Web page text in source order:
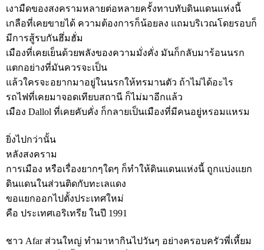
เงามืดของสงครามหลายต่อหลายครั้งทาบทับดินแดนแห่งนี้
เกลือที่เคยขายได้ ความต้องการก็น้อยลง แถมบริเวณโดยรอบก็
มีการสู้รบกันฮึ่มฮั่ม
เมืองที่เคยเย็นด้วยพลังของความมั่งคั่ง มันก็กลับมาร้อนนรก
แตกอย่างที่มันควรจะเป็น
แล้วใครจะอยากมาอยู่ในนรกให้ทรมานตัว ถ้าไม่ได้อะไร
รถไฟที่เคยมาจอดเทียบสถานี ก็ไม่มาอีกแล้ว
เมือง Dallol ที่เคยคับคั่ง ก็กลายเป็นเมืองที่มีคนอยู่หรอมแหรม
ยิ่งไปกว่านั้น
หลังสงคราม
การเมือง หรือเรื่องยากๆใดๆ ก็ทำให้ดินแดนแห่งนี้ ถูกแบ่งแยก
ดินแดนในส่วนติดกับทะเลแดง
ขอแยกออกไปตั้งประเทศใหม่
คือ ประเทศเอริเทรีย ในปี 1991
ชาว Afar ส่วนใหญ่ ทำมาหากินไปวันๆ อย่างครอบครัวพี่เหี้ยม